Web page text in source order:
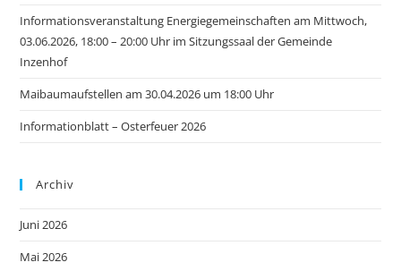
Informationsveranstaltung Energiegemeinschaften am Mittwoch,
03.06.2026, 18:00 – 20:00 Uhr im Sitzungssaal der Gemeinde
Inzenhof
Maibaumaufstellen am 30.04.2026 um 18:00 Uhr
Informationblatt – Osterfeuer 2026
Archiv
Juni 2026
Mai 2026